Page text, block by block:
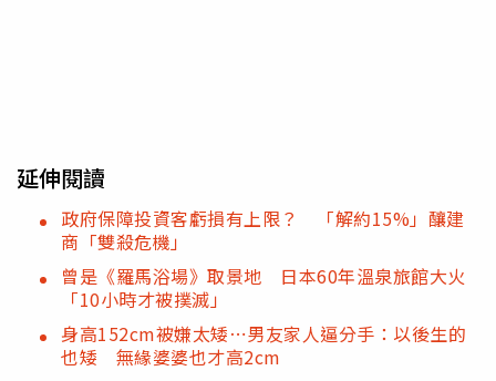
延伸閱讀
政府保障投資客虧損有上限？ 「解約15%」釀建
商「雙殺危機」
曾是《羅馬浴場》取景地 日本60年溫泉旅館大火
「10小時才被撲滅」
身高152cm被嫌太矮⋯男友家人逼分手：以後生的
也矮 無緣婆婆也才高2cm